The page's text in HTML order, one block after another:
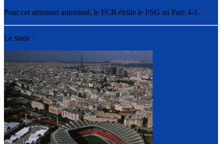
Pour cet amistoso automnal, le FCB étrille le PSG au Parc 4-1.
Le stade :